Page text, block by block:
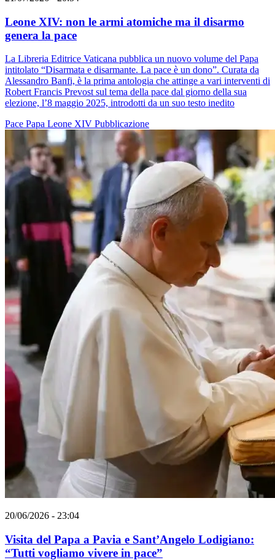
Leone XIV: non le armi atomiche ma il disarmo
genera la pace
La Libreria Editrice Vaticana pubblica un nuovo volume del Papa
intitolato “Disarmata e disarmante. La pace è un dono”. Curata da
Alessandro Banfi, è la prima antologia che attinge a vari interventi di
Robert Francis Prevost sul tema della pace dal giorno della sua
elezione, l’8 maggio 2025, introdotti da un suo testo inedito
Pace Papa Leone XIV Pubblicazione
20/06/2026 - 23:04
Visita del Papa a Pavia e Sant’Angelo Lodigiano:
“Tutti vogliamo vivere in pace”